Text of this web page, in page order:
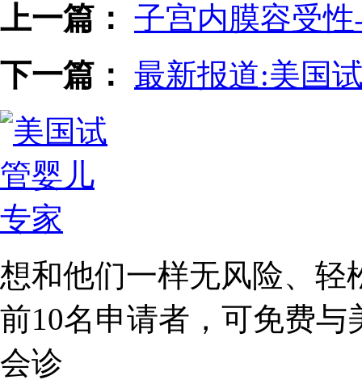
上一篇： 子宫内膜容受
下一篇： 最新报道:美国
想和他们一样无风险、轻
前10名申请者，可免费与
会诊